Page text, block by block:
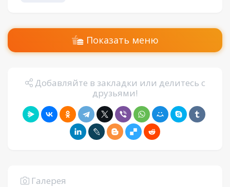
Показать меню
Добавляйте в закладки или делитесь с
друзьями!
Галерея